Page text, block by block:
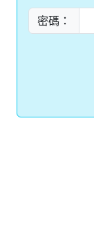
密碼：